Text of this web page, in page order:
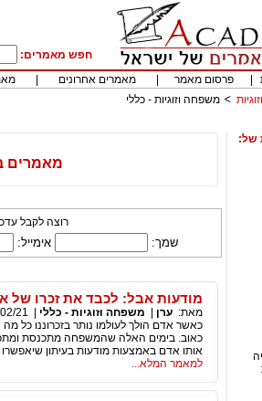
חפש מאמרים:
פרסום מאמר מאמרים אחרונים
משפחה וזוגיות - כללי
של:
מאמרים
רוצה לקבל
שמך: אימייל:
מודעות אבל: לכבד את זכרו של
מאת: ערן משפחה וזוגיות - כללי 21
כאשר אדם הולך לעולמו נותר בזכרוננו כל
כאוב. בימים האלה שהמשפחה מתכנסת
אותו אדם באמצעות מודעות בעיתון
למאמר המלא...